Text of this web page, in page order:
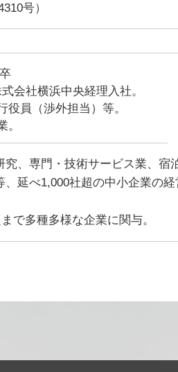
号）
会社横浜中央経理入社。
員（渉外担当）等。
、専門・技術サービス業、
延べ1,000社超の中小企業の
で多種多様な企業に関与。